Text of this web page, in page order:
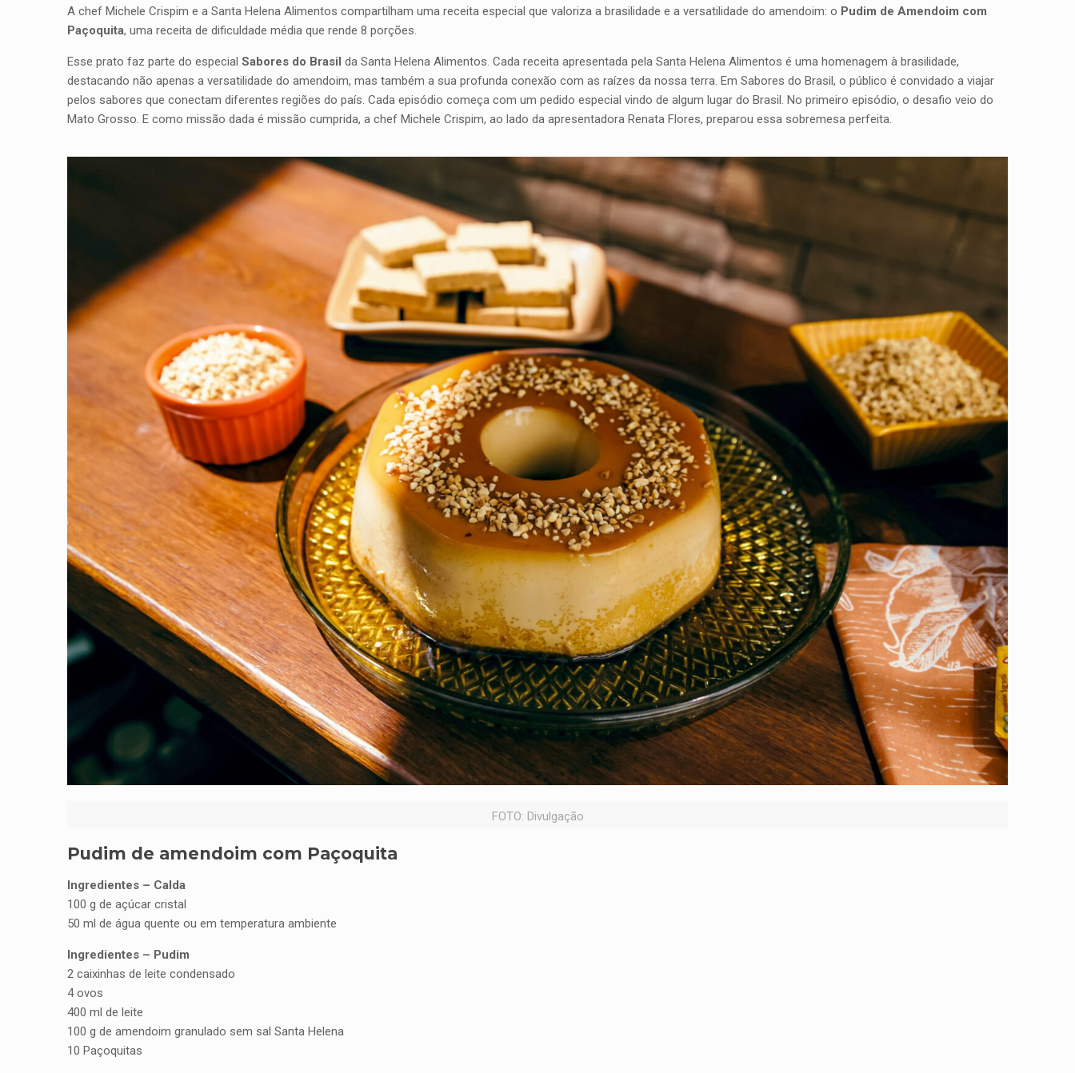
A chef Michele Crispim e a Santa Helena Alimentos compartilham uma receita especial que valoriza a brasilidade e a versatilidade do amendoim: o Pudim de Amendoim com
Paçoquita, uma receita de dificuldade média que rende 8 porções.
Esse prato faz parte do especial Sabores do Brasil da Santa Helena Alimentos. Cada receita apresentada pela Santa Helena Alimentos é uma homenagem à brasilidade,
destacando não apenas a versatilidade do amendoim, mas também a sua profunda conexão com as raízes da nossa terra. Em Sabores do Brasil, o público é convidado a viajar
pelos sabores que conectam diferentes regiões do país. Cada episódio começa com um pedido especial vindo de algum lugar do Brasil. No primeiro episódio, o desafio veio do
Mato Grosso. E como missão dada é missão cumprida, a chef Michele Crispim, ao lado da apresentadora Renata Flores, preparou essa sobremesa perfeita.
FOTO: Divulgação
Pudim de amendoim com Paçoquita
Ingredientes – Calda
100 g de açúcar cristal
50 ml de água quente ou em temperatura ambiente
Ingredientes – Pudim
2 caixinhas de leite condensado
4 ovos
400 ml de leite
100 g de amendoim granulado sem sal Santa Helena
10 Paçoquitas